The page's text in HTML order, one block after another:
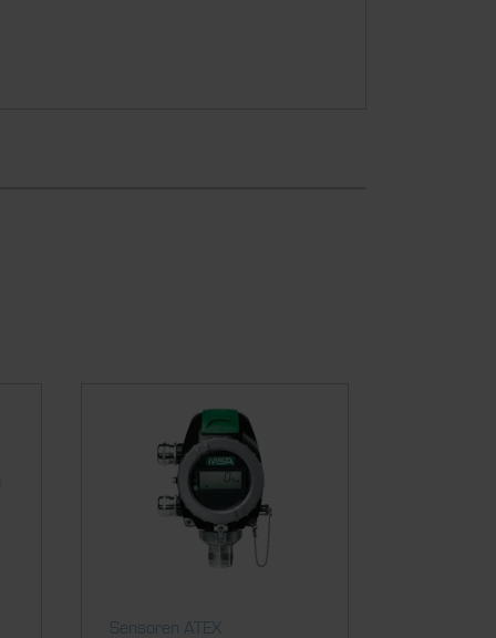
Sensoren ATEX